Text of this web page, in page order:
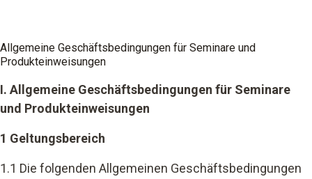
Allgemeine Geschäftsbedingungen für Seminare und
Produkteinweisungen
I. Allgemeine Geschäftsbedingungen für Seminare
und Produkteinweisungen
1 Geltungsbereich
1.1 Die folgenden Allgemeinen Geschäftsbedingungen